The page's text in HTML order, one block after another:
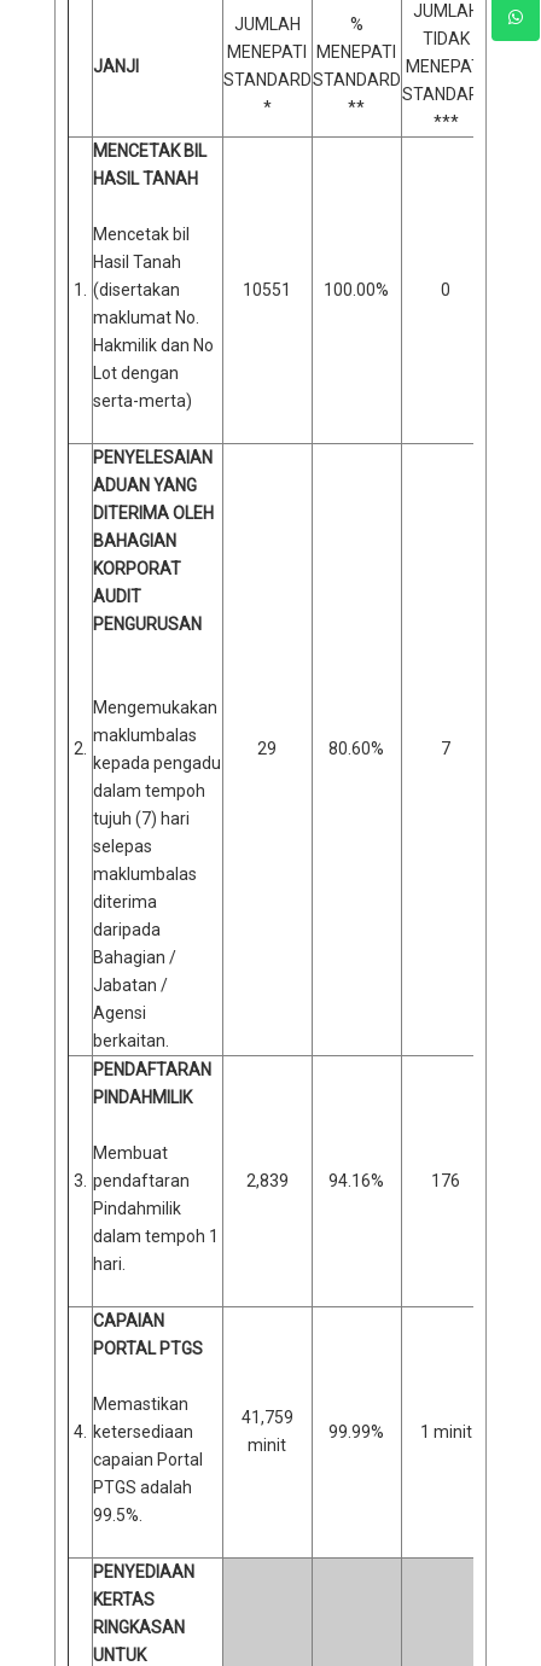
JANJI
JUMLAH
MENEPATI
STANDARD
*
%
MENEPATI
STANDARD
**
JUMLAH
TIDAK
MENEPATI
STANDARD
***
%
1.
MENCETAK BIL
HASIL TANAH
Mencetak bil
Hasil Tanah
(disertakan
maklumat No.
Hakmilik dan No
Lot dengan
serta-merta)
10551 100.00% 0
2.
PENYELESAIAN
ADUAN YANG
DITERIMA OLEH
BAHAGIAN
KORPORAT
AUDIT
PENGURUSAN
Mengemukakan
maklumbalas
kepada pengadu
dalam tempoh
tujuh (7) hari
selepas
maklumbalas
diterima
daripada
Bahagian /
Jabatan /
Agensi
berkaitan.
29 80.60% 7
3.
PENDAFTARAN
PINDAHMILIK
Membuat
pendaftaran
Pindahmilik
dalam tempoh 1
hari.
2,839 94.16% 176
4.
CAPAIAN
PORTAL PTGS
Memastikan
ketersediaan
capaian Portal
PTGS adalah
99.5%.
41,759
minit
99.99% 1 minit
PENYEDIAAN
KERTAS
RINGKASAN
UNTUK